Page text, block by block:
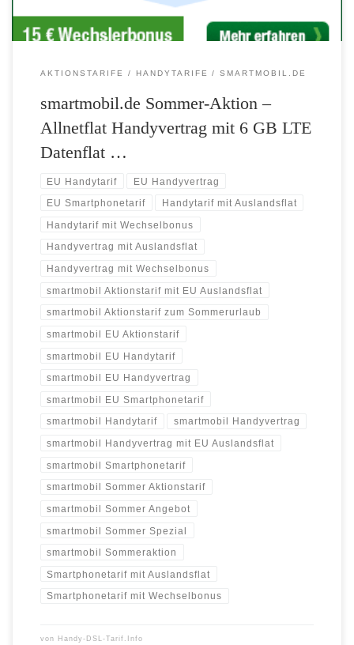
AKTIONSTARIFE HANDYTARIFE SMARTMOBIL.DE
smartmobil.de Sommer-Aktion –
Allnetflat Handyvertrag mit 6 GB LTE
Datenflat …
EU Handytarif EU Handyvertrag
EU Smartphonetarif Handytarif mit Auslandsflat
Handytarif mit Wechselbonus
Handyvertrag mit Auslandsflat
Handyvertrag mit Wechselbonus
smartmobil Aktionstarif mit EU Auslandsflat
smartmobil Aktionstarif zum Sommerurlaub
smartmobil EU Aktionstarif
smartmobil EU Handytarif
smartmobil EU Handyvertrag
smartmobil EU Smartphonetarif
smartmobil Handytarif smartmobil Handyvertrag
smartmobil Handyvertrag mit EU Auslandsflat
smartmobil Smartphonetarif
smartmobil Sommer Aktionstarif
smartmobil Sommer Angebot
smartmobil Sommer Spezial
smartmobil Sommeraktion
Smartphonetarif mit Auslandsflat
Smartphonetarif mit Wechselbonus
von Handy-DSL-Tarif.Info